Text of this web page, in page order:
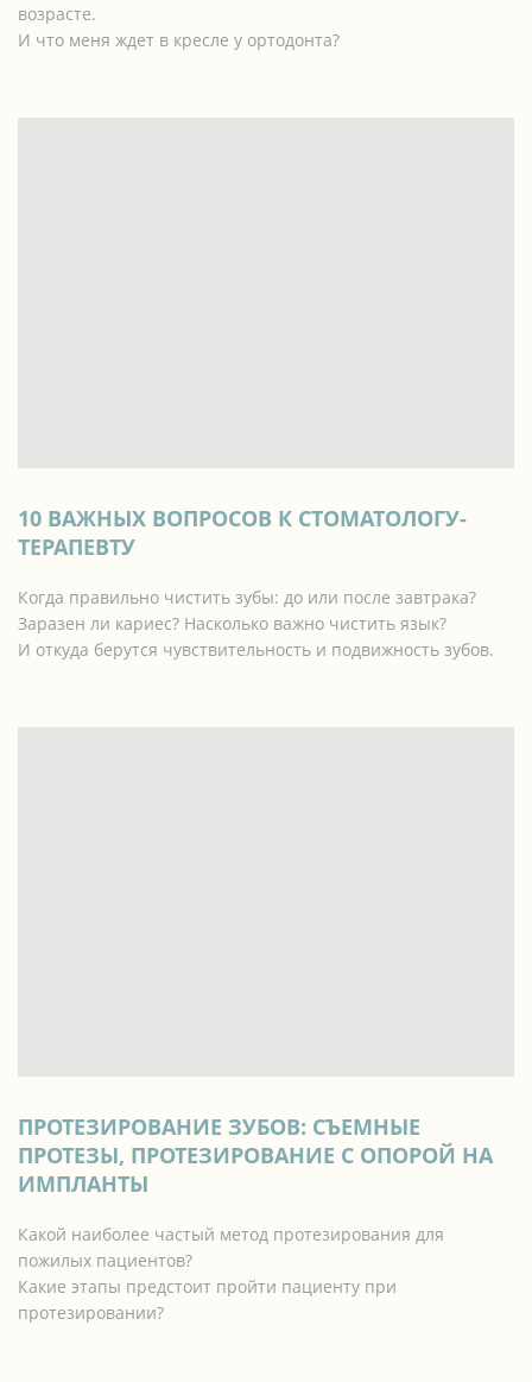
возрасте.
И что меня ждет в кресле у ортодонта?
10 ВАЖНЫХ ВОПРОСОВ К СТОМАТОЛОГУ-
ТЕРАПЕВТУ
Когда правильно чистить зубы: до или после завтрака?
Заразен ли кариес? Насколько важно чистить язык?
И откуда берутся чувствительность и подвижность зубов.
ПРОТЕЗИРОВАНИЕ ЗУБОВ: СЪЕМНЫЕ
ПРОТЕЗЫ, ПРОТЕЗИРОВАНИЕ С ОПОРОЙ НА
ИМПЛАНТЫ
Какой наиболее частый метод протезирования для
пожилых пациентов?
Какие этапы предстоит пройти пациенту при
протезировании?